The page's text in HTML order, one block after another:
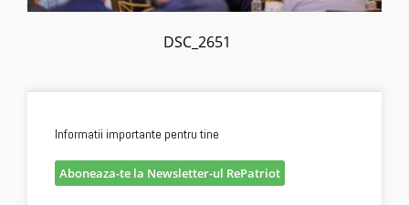
DSC_2651
Informatii importante pentru tine
Aboneaza-te la Newsletter-ul RePatriot